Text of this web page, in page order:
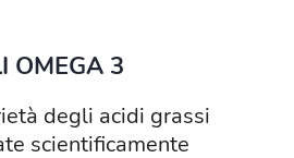
OMEGA 3
degli acidi grassi
scientificamente